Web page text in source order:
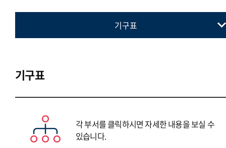
기구표
기구표
각 부서를 클릭하시면 자세한 내용을 보실 수
있습니다.